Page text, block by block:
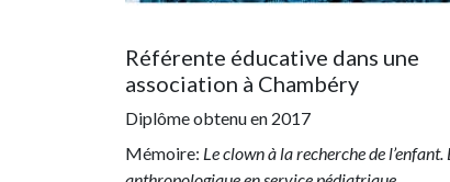
Référente éducative dans une
association à Chambéry
Diplôme obtenu en 2017
Mémoire: Le clown à la recherche de l’enfant.